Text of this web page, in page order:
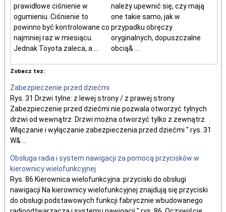
prawidłowe ciśnienie w
ogumieniu. Ciśnienie to
powinno być kontrolowane co
najmniej raz w miesiącu.
Jednak Toyota zaleca, a ...
należy upewnić się, czy mają
one takie samo, jak w
przypadku obręczy
oryginalnych, dopuszczalne
obcią& ...
Zobacz tez:
Zabezpieczenie przed dziećmi
Rys. 31 Drzwi tylne: z lewej strony / z prawej strony
Zabezpieczenie przed dziećmi nie pozwala otworzyć tylnych
drzwi od wewnątrz. Drzwi można otworzyć tylko z zewnątrz.
Włączanie i wyłączanie zabezpieczenia przed dziećmi " rys. 31
W& ...
Obsługa radia i system nawigacji za pomocą przycisków w
kierownicy wielofunkcyjnej
Rys. 86 Kierownica wielofunkcyjna: przyciski do obsługi
nawigacji Na kierownicy wielofunkcyjnej znajdują się przyciski
do obsługi podstawowych funkcji fabrycznie wbudowanego